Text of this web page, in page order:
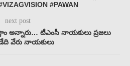
#VIZAGVISION #PAWAN
next post
అన్నారు… టీఎంసీ నాయకులు ప్రజలు
వేరు నాయకులు